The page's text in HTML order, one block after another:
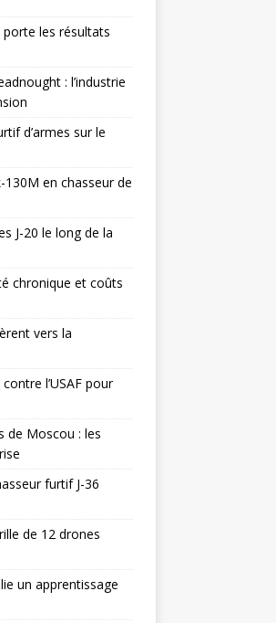
porte les résultats
: l’industrie
d’armes sur le
en chasseur de
J-20 le long de la
chronique et coûts
vers la
l’USAF pour
de Moscou : les
furtif J-36
de 12 drones
un apprentissage